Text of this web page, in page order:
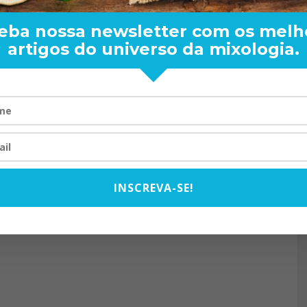
RAND BARTENDER: DE
VISTA PARA O MUNDO
nossa newsletter com os
artigos do universo da mixologia.
INSCREVA-SE!